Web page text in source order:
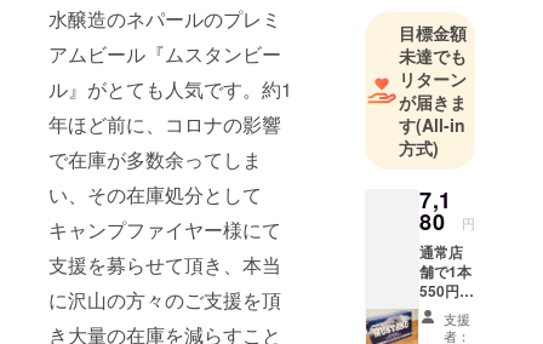
水醸造のネパールのプレミ
アムビール『ムスタンビー
ル』がとても人気です。約1
年ほど前に、コロナの影響
で在庫が多数余ってしま
い、その在庫処分として
キャンプファイヤー様にて
支援を募らせて頂き、本当
に沢山の方々のご支援を頂
き大量の在庫を減らすこと
です。
こんな時代
だからこ
そ、より、
切な想いで
す。
私共は、東
京飯田橋を
中心にアジ
アエスニッ
ク料理店を7
目標金額
未達でも
リターン
が届きま
す(All-in
方式)
7,1
80 円
通常店
舗で1本
550円＋
税(税込
605円)
支援
者：